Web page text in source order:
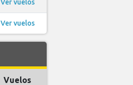
Ver vuelos
Ver vuelos
Vuelos